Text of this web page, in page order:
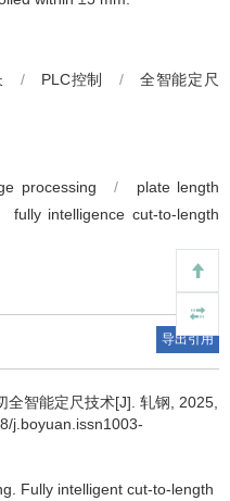
/ PLC控制 /
全智能定尺
processing /
plate length
fully intelligence cut-to-length
导出引用
全智能定尺技术[J]. 轧钢, 2025,
j.boyuan.issn1003-
Fully intelligent cut-to-length